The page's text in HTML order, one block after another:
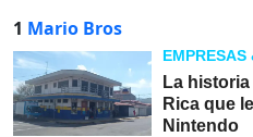
1 Mario Bros
La
Rica que
Nintendo